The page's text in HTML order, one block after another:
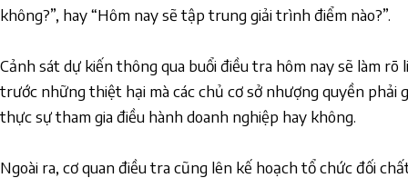
không?”, hay “Hôm nay sẽ tập trung giải trình điểm nào?”.
Cảnh sát dự kiến thông qua buổi điều tra hôm nay sẽ làm rõ
trước những thiệt hại mà các chủ cơ sở nhượng quyền phải
thực sự tham gia điều hành doanh nghiệp hay không.
Ngoài ra, cơ quan điều tra cũng lên kế hoạch tổ chức đối